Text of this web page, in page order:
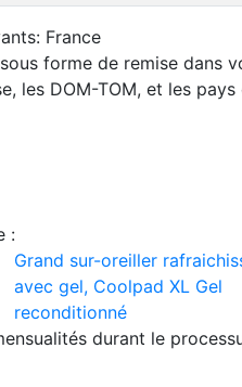
France
forme de remise dans
les DOM-TOM, et les
:
Grand sur-oreiller
avec gel, Coolpad XL Gel
reconditionné
durant le